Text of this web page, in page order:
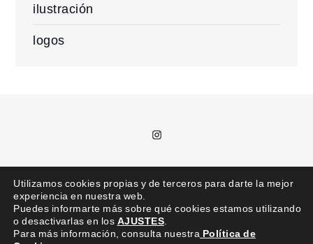
ilustración
logos
Instagram
Utilizamos cookies propias y de terceros para darte la mejor
experiencia en nuestra web.
Puedes informarte más sobre qué cookies estamos utilizando
o desactivarlas en los AJUSTES.
Para más información, consulta nuestra Política de